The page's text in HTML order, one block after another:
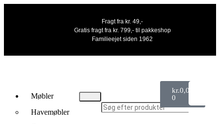
Fragt fra kr. 49,-
Gratis fragt fra kr. 799,- til pakkeshop
Familieejet siden 1962
Møbler
Havemøbler
kr.0,00
0